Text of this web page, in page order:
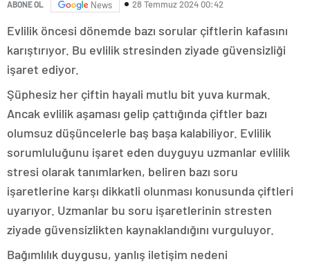
ABONE OL News 28 Temmuz 2024 00:42
Evlilik öncesi dönemde bazı sorular çiftlerin kafasını
karıştırıyor. Bu evlilik stresinden ziyade güvensizliği
işaret ediyor.
Şüphesiz her çiftin hayali mutlu bit yuva kurmak.
Ancak evlilik aşaması gelip çattığında çiftler bazı
olumsuz düşüncelerle baş başa kalabiliyor. Evlilik
sorumluluğunu işaret eden duyguyu uzmanlar evlilik
stresi olarak tanımlarken, beliren bazı soru
işaretlerine karşı dikkatli olunması konusunda çiftleri
uyarıyor. Uzmanlar bu soru işaretlerinin stresten
ziyade güvensizlikten kaynaklandığını vurguluyor.
Bağımlılık duygusu, yanlış iletişim nedeni